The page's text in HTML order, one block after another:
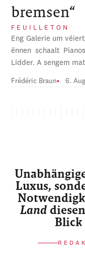
bremsen“
FEUILLETON
Eng Galerie um
ënnen schaalt
Lidder. A sengem
Frédéric Braun 6.
Luxus,
Land
Blick